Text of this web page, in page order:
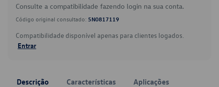
Consulte a compatibilidade fazendo login na sua conta.
Código original consultado: 5N0817119
Compatibilidade disponível apenas para clientes logados.
Entrar
Descrição Características Aplicações